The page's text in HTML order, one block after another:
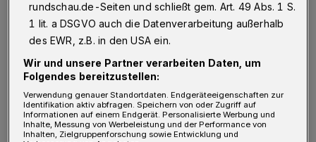
„Zusammen sind wir stärker, wir nehmen uns
nichts weg“, sagt Patricia Langhammer vom
Solinger Schülerforschungszentrum „Check!“.
An dem Arbeitstreffen nahmen insgesamt 30
Unternehmensvertreterinnen und -vertreter,
rundschau.de-Seiten und schließt gem. Art. 49 Abs. 1 S.
1 lit. a DSGVO auch die Datenverarbeitung außerhalb
des EWR, z.B. in den USA ein.
Wir und unsere Partner verarbeiten Daten, um
Folgendes bereitzustellen:
Verwendung genauer Standortdaten. Endgeräteeigenschaften zur
Identifikation aktiv abfragen. Speichern von oder Zugriff auf
Informationen auf einem Endgerät. Personalisierte Werbung und
Inhalte, Messung von Werbeleistung und der Performance von
Inhalten, Zielgruppenforschung sowie Entwicklung und